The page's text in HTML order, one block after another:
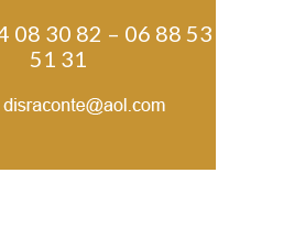
08 30 82 – 06 88 53
51 31